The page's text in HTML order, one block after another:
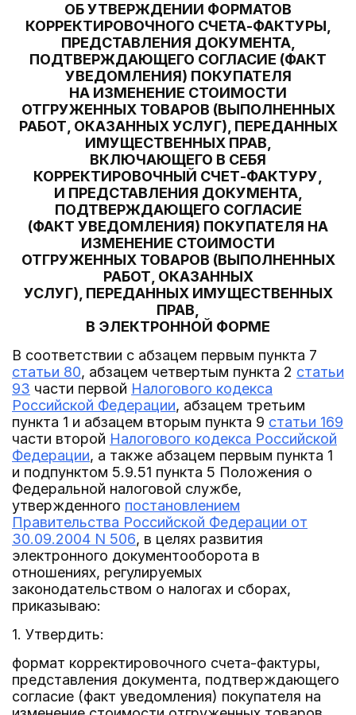
ОБ УТВЕРЖДЕНИИ ФОРМАТОВ
КОРРЕКТИРОВОЧНОГО СЧЕТА-ФАКТУРЫ,
ПРЕДСТАВЛЕНИЯ ДОКУМЕНТА,
ПОДТВЕРЖДАЮЩЕГО СОГЛАСИЕ (ФАКТ
УВЕДОМЛЕНИЯ) ПОКУПАТЕЛЯ
НА ИЗМЕНЕНИЕ СТОИМОСТИ
ОТГРУЖЕННЫХ ТОВАРОВ (ВЫПОЛНЕННЫХ
РАБОТ, ОКАЗАННЫХ УСЛУГ), ПЕРЕДАННЫХ
ИМУЩЕСТВЕННЫХ ПРАВ,
ВКЛЮЧАЮЩЕГО В СЕБЯ
КОРРЕКТИРОВОЧНЫЙ СЧЕТ-ФАКТУРУ,
И ПРЕДСТАВЛЕНИЯ ДОКУМЕНТА,
ПОДТВЕРЖДАЮЩЕГО СОГЛАСИЕ
(ФАКТ УВЕДОМЛЕНИЯ) ПОКУПАТЕЛЯ НА
ИЗМЕНЕНИЕ СТОИМОСТИ
ОТГРУЖЕННЫХ ТОВАРОВ (ВЫПОЛНЕННЫХ
РАБОТ, ОКАЗАННЫХ
УСЛУГ), ПЕРЕДАННЫХ ИМУЩЕСТВЕННЫХ
ПРАВ,
В ЭЛЕКТРОННОЙ ФОРМЕ
В соответствии с абзацем первым пункта 7
статьи 80, абзацем четвертым пункта 2 статьи
93 части первой Налогового кодекса
Российской Федерации, абзацем третьим
пункта 1 и абзацем вторым пункта 9 статьи 169
части второй Налогового кодекса Российской
Федерации, а также абзацем первым пункта 1
и подпунктом 5.9.51 пункта 5 Положения о
Федеральной налоговой службе,
утвержденного постановлением
Правительства Российской Федерации от
30.09.2004 N 506, в целях развития
электронного документооборота в
отношениях, регулируемых
законодательством о налогах и сборах,
приказываю:
1. Утвердить:
формат корректировочного счета-фактуры,
представления документа, подтверждающего
согласие (факт уведомления) покупателя на